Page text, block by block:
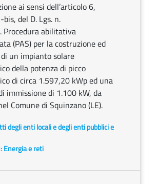
ai sensi dell’articolo 6,
del D. Lgs. n.
Procedura abilitativa
(PAS) per la costruzione ed
un impianto solare
della potenza di picco
di circa 1.597,20 kWp ed una
immissione di 1.100 kW, da
Comune di Squinzano (LE).
degli enti locali e degli enti pubblici e
Energia e reti